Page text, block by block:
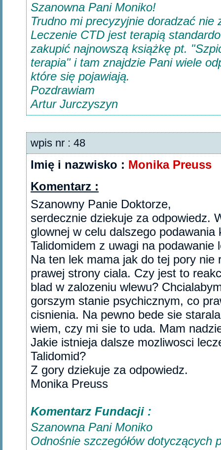
Szanowna Pani Moniko!
Trudno mi precyzyjnie doradzać
Leczenie CTD jest terapią
zakupić najnowszą książkę pt.
terapia" i tam znajdzie Pani wiele
które się pojawiają.
Pozdrawiam
Artur Jurczyszyn
wpis nr : 48
Imię i nazwisko : Monika Preuss
Komentarz :
Szanowny Panie Doktorze,
serdecznie dziekuje za odpowiedz.
glownej w celu dalszego
Talidomidem z uwagi na
Na ten lek mama jak do tej pory
prawej strony ciala. Czy jest to
blad w zalozeniu wlewu?
gorszym stanie psychicznym, co
cisnienia. Na pewno bede sie
wiem, czy mi sie to uda. Mam
Jakie istnieja dalsze mozliwosci
Talidomid?
Z gory dziekuje za odpowiedz.
Monika Preuss‎
Komentarz Fundacji :
Szanowna Pani Moniko
Odnośnie szczegółów